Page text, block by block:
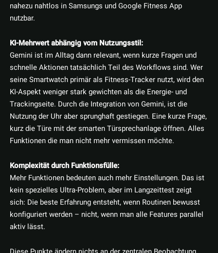
nahezu nahtlos in Samsungs und Google Fitness App
nutzbar.
KI-Mehrwert abhängig vom Nutzungsstil:
Gemini ist im Alltag dann relevant, wenn kurze Fragen und
schnelle Aktionen tatsächlich Teil des Workflows sind. Wer
seine Smartwatch primär als Fitness-Tracker nutzt, wird den
KI-Aspekt weniger stark gewichten als die Energie- und
Trackingseite. Durch die Integration von Gemini, ist die
Nutzung der Uhr aber sprunghaft gestiegen. Eine kurze Frage,
kurz die Türe mit der smarten Türsprechanlage öffnen. Alles
Funktionen die man nicht mehr vermissen möchte.
Komplexität durch Funktionsfülle:
Mehr Funktionen bedeuten auch mehr Einstellungen. Das ist
kein spezielles Ultra-Problem, aber im Langzeittest zeigt
sich: Die beste Erfahrung entsteht, wenn Routinen bewusst
konfiguriert werden – nicht, wenn man alle Features parallel
aktiv lässt.